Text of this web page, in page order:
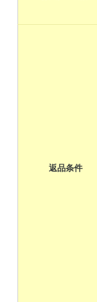
返品条件